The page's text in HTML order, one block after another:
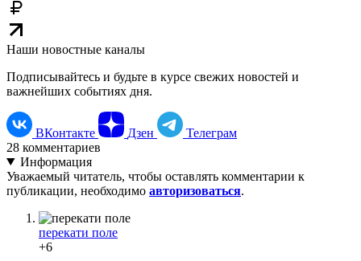
Наши новостные каналы
Подписывайтесь и будьте в курсе свежих новостей и
важнейших событиях дня.
ВКонтакте Дзен
Телеграм
28 комментариев
Информация
Уважаемый читатель, чтобы оставлять комментарии к
публикации, необходимо авторизоваться.
перекати поле
+6